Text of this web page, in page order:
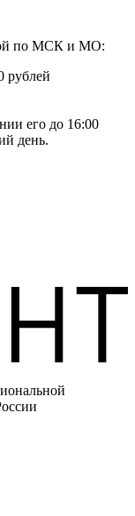
по МСК и МО:
рублей
его до 16:00
день.